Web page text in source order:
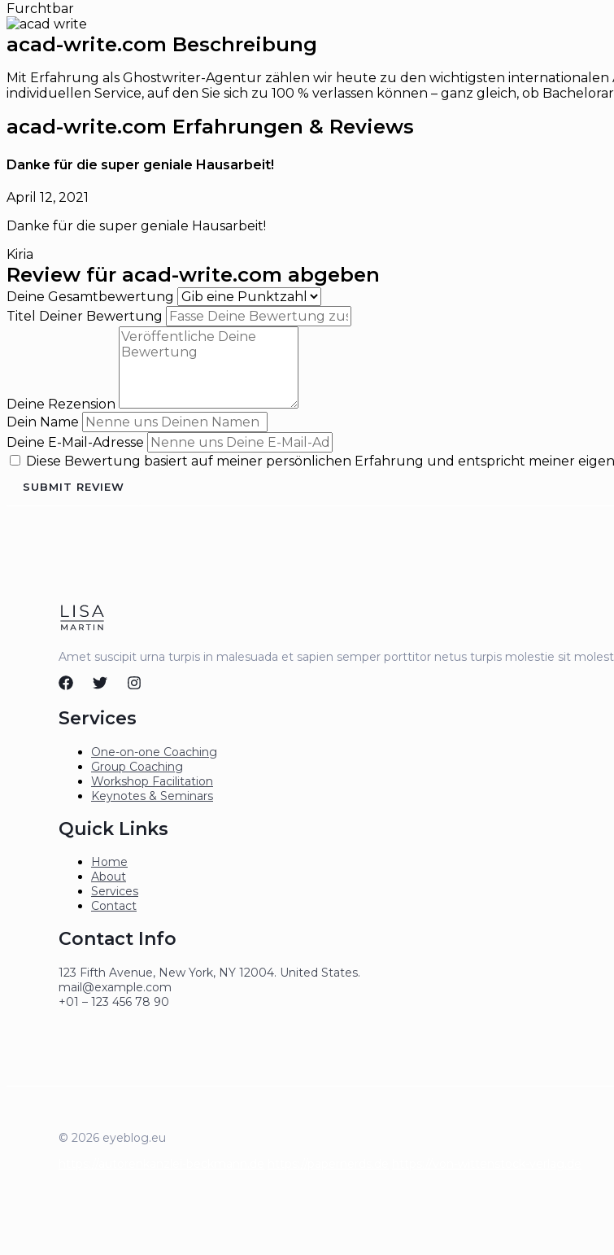
Furchtbar
acad-write.com Beschreibung
Mit Erfahrung als Ghostwriter-Agentur zählen wir heute zu den wichtigsten
individuellen Service, auf den Sie sich zu 100 % verlassen können – ganz gleich, ob
acad-write.com Erfahrungen & Reviews
Danke für die super geniale Hausarbeit!
April 12, 2021
Danke für die super geniale Hausarbeit!
Kiria
Review für acad-write.com abgeben
Deine Gesamtbewertung
Titel Deiner Bewertung
Deine Rezension
Dein Name
Deine E-Mail-Adresse
Diese Bewertung basiert auf meiner persönlichen Erfahrung und entspricht meiner
SUBMIT REVIEW
Amet suscipit urna turpis in malesuada et sapien semper porttitor netus turpis molestie sit
Services
One-on-one Coaching
Group Coaching
Workshop Facilitation
Keynotes & Seminars
Quick Links
Home
About
Services
Contact
Contact Info
123 Fifth Avenue, New York, NY 12004. United States.
mail@example.com
+01 – 123 456 78 90
© 2026 eyeblog.eu